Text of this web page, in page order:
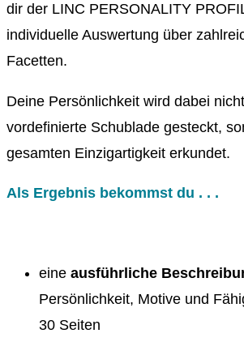
dir der LINC PERSONALITY
individuelle Auswertung über
Facetten.
Deine Persönlichkeit wird dabei
vordefinierte Schublade gesteckt,
gesamten Einzigartigkeit erkundet.
Als Ergebnis bekommst du . . .
eine ausführliche
Persönlichkeit, Motive und
30 Seiten